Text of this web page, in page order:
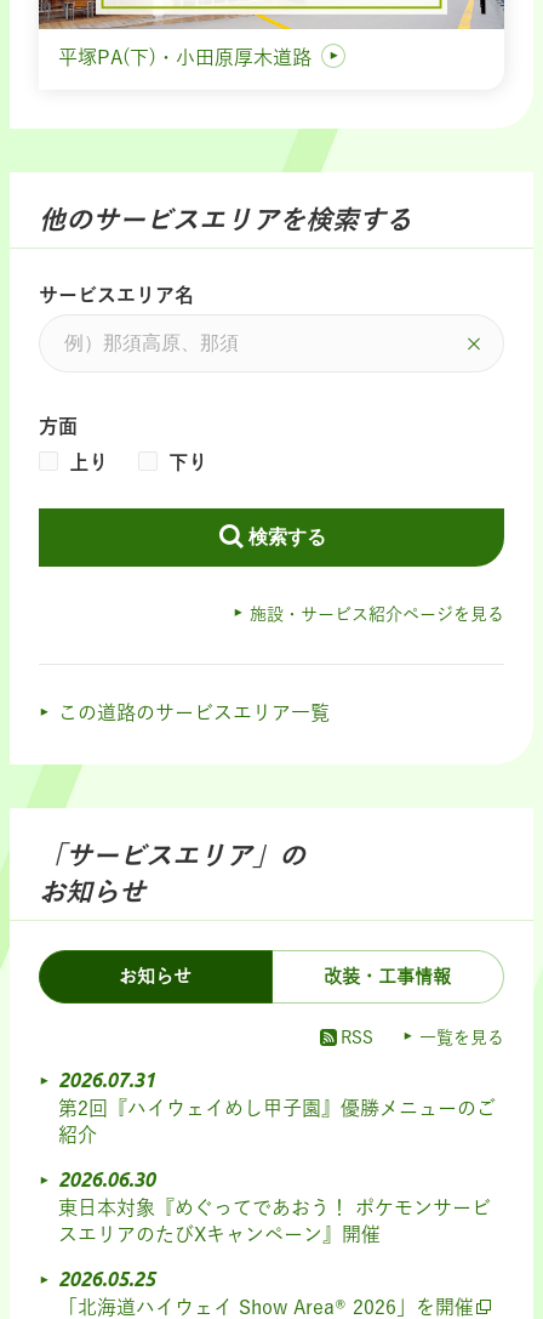
平塚PA(下)・小田原厚木道路
他のサービスエリアを検索する
サービスエリア名
方面
上り
下り
検索する
施設・サービス紹介ページを見る
この道路のサービスエリア一覧
「サービスエリア」の
お知らせ
お知らせ 改装・工事情報
RSS 一覧を見る
2026.07.31
第2回『ハイウェイめし甲子園』優勝メニューのご
紹介
2026.06.30
東日本対象『めぐってであおう！ ポケモンサービ
スエリアのたびXキャンペーン』開催
2026.05.25
「北海道ハイウェイ Show Area® 2026」を開催